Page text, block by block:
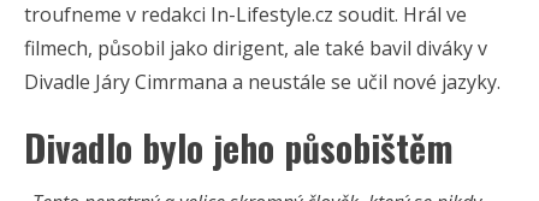
troufneme v redakci In-Lifestyle.cz soudit. Hrál ve
filmech, působil jako dirigent, ale také bavil diváky v
Divadle Járy Cimrmana a neustále se učil nové jazyky.
Divadlo bylo jeho působištěm